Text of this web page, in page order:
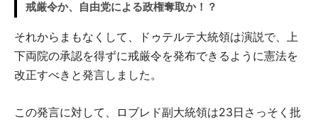
戒厳令か、自由党による政権奪取か！？
それからまもなくして、ドゥテルテ大統領は演説で、上
下両院の承認を得ずに戒厳令を発布できるように憲法を
改正すべきと発言しました。
この発言に対して、ロブレド副大統領は23日さっそく批